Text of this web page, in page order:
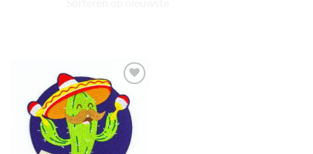
Toevoegen
aan
verlanglijst